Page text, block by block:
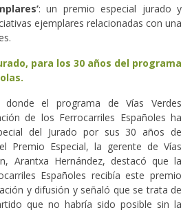
: un premio especial jurado y
ejemplares relacionadas con una
para los 30 años del programa
el programa de Vías Verdes
de los Ferrocarriles Españoles ha
del Jurado por sus 30 años de
Premio Especial, la gerente de Vías
Arantxa Hernández, destacó que la
Españoles recibía este premio
y difusión y señaló que se trata de
que no habría sido posible sin la